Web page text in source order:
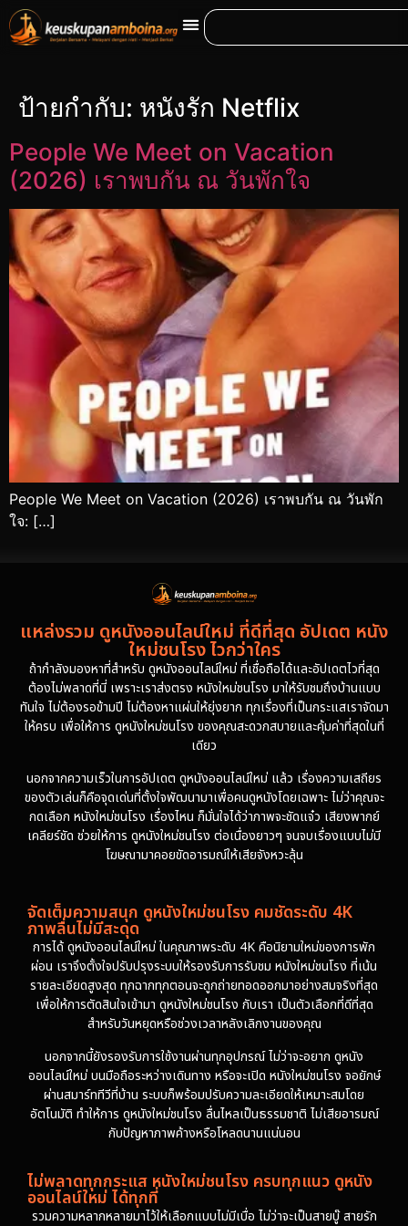
ป้ายกำกับ: หนังรัก Netflix
People We Meet on Vacation
(2026) เราพบกัน ณ วันพักใจ
People We Meet on Vacation (2026) เราพบกัน ณ วันพัก
ใจ: […]
แหล่งรวม ดูหนังออนไลน์ใหม่ ที่ดีที่สุด อัปเดต หนัง
ใหม่ชนโรง ไวกว่าใคร
ถ้ากำลังมองหาที่สำหรับ ดูหนังออนไลน์ใหม่ ที่เชื่อถือได้และอัปเดตไวที่สุด
ต้องไม่พลาดที่นี่ เพราะเราส่งตรง หนังใหม่ชนโรง มาให้รับชมถึงบ้านแบบ
ทันใจ ไม่ต้องรอข้ามปี ไม่ต้องหาแผ่นให้ยุ่งยาก ทุกเรื่องที่เป็นกระแสเราจัดมา
ให้ครบ เพื่อให้การ ดูหนังใหม่ชนโรง ของคุณสะดวกสบายและคุ้มค่าที่สุดในที่
เดียว
นอกจากความเร็วในการอัปเดต ดูหนังออนไลน์ใหม่ แล้ว เรื่องความเสถียร
ของตัวเล่นก็คือจุดเด่นที่ตั้งใจพัฒนามาเพื่อคนดูหนังโดยเฉพาะ ไม่ว่าคุณจะ
กดเลือก หนังใหม่ชนโรง เรื่องไหน ก็มั่นใจได้ว่าภาพจะชัดแจ๋ว เสียงพากย์
เคลียร์ชัด ช่วยให้การ ดูหนังใหม่ชนโรง ต่อเนื่องยาวๆ จนจบเรื่องแบบไม่มี
โฆษณามาคอยขัดอารมณ์ให้เสียจังหวะลุ้น
จัดเต็มความสนุก ดูหนังใหม่ชนโรง คมชัดระดับ 4K
ภาพลื่นไม่มีสะดุด
การได้ ดูหนังออนไลน์ใหม่ ในคุณภาพระดับ 4K คือนิยามใหม่ของการพัก
ผ่อน เราจึงตั้งใจปรับปรุงระบบให้รองรับการรับชม หนังใหม่ชนโรง ที่เน้น
รายละเอียดสูงสุด ทุกฉากทุกตอนจะถูกถ่ายทอดออกมาอย่างสมจริงที่สุด
เพื่อให้การตัดสินใจเข้ามา ดูหนังใหม่ชนโรง กับเรา เป็นตัวเลือกที่ดีที่สุด
สำหรับวันหยุดหรือช่วงเวลาหลังเลิกงานของคุณ
นอกจากนี้ยังรองรับการใช้งานผ่านทุกอุปกรณ์ ไม่ว่าจะอยาก ดูหนัง
ออนไลน์ใหม่ บนมือถือระหว่างเดินทาง หรือจะเปิด หนังใหม่ชนโรง จอยักษ์
ผ่านสมาร์ททีวีที่บ้าน ระบบก็พร้อมปรับความละเอียดให้เหมาะสมโดย
อัตโนมัติ ทำให้การ ดูหนังใหม่ชนโรง ลื่นไหลเป็นธรรมชาติ ไม่เสียอารมณ์
กับปัญหาภาพค้างหรือโหลดนานแน่นอน
ไม่พลาดทุกกระแส หนังใหม่ชนโรง ครบทุกแนว ดูหนัง
ออนไลน์ใหม่ ได้ทุกที่
รวมความหลากหลายมาไว้ให้เลือกแบบไม่มีเบื่อ ไม่ว่าจะเป็นสายบู๊ สายรัก